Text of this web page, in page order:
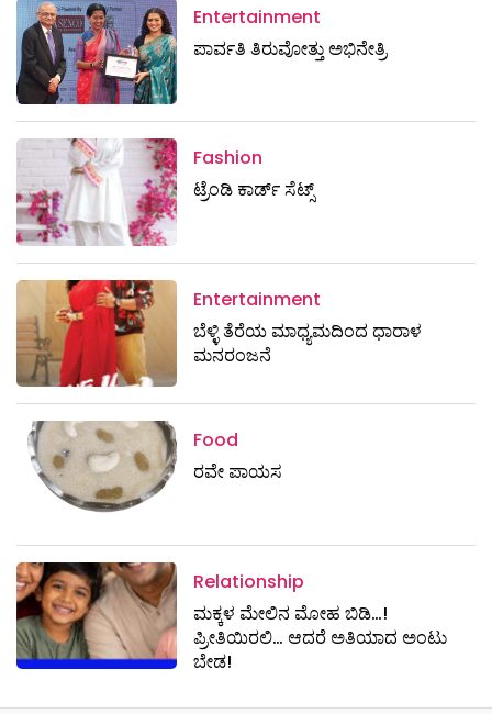
Entertainment
ಪಾರ್ವತಿ ತಿರುವೋತ್ತು ಅಭಿನೇತ್ರಿ
Fashion
ಟ್ರೆಂಡಿ ಕಾರ್ಡ್‌ ಸೆಟ್ಸ್
Entertainment
ಬೆಳ್ಳಿ ತೆರೆಯ ಮಾಧ್ಯಮದಿಂದ ಧಾರಾಳ
ಮನರಂಜನೆ
Food
ರವೇ ಪಾಯಸ
Relationship
ಮಕ್ಕಳ ಮೇಲಿನ ಮೋಹ ಬಿಡಿ…!
ಪ್ರೀತಿಯಿರಲಿ… ಆದರೆ ಅತಿಯಾದ ಅಂಟು
ಬೇಡ!